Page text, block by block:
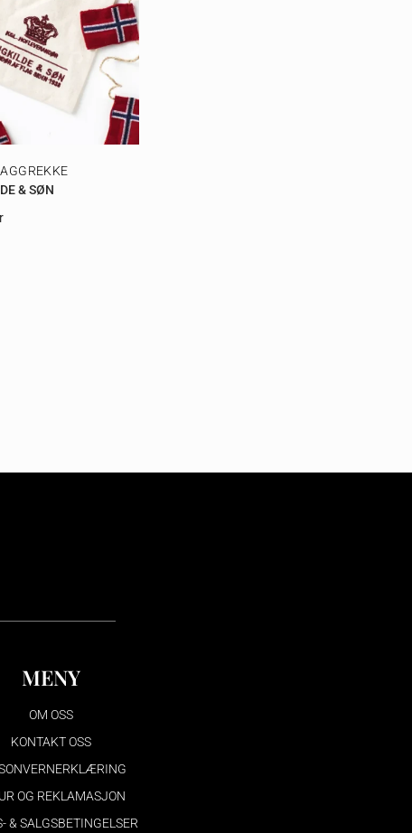
& SØN
MENY
OM OSS
KONTAKT OSS
OG REKLAMASJON
& SALGSBETINGELSER